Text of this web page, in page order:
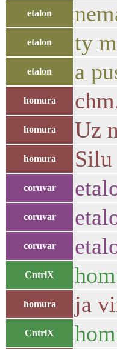
etalon
etalon ty
etalon a
homura
homura Uz
homura Silu
coruvar
coruvar
coruvar
CntrlX
homura ja
CntrlX